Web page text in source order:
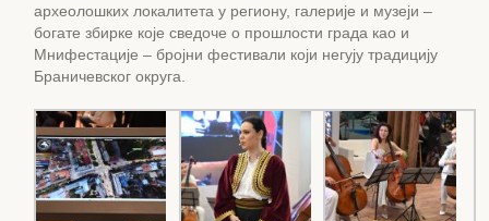
археолошких локалитета у региону, галерије и музеји –
богате збирке које сведоче о прошлости града као и
Мнифестације – бројни фестивали који негују традицију
Браничевског округа.